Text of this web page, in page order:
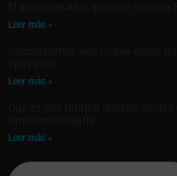
Leer más »
Leer más »
Leer más »